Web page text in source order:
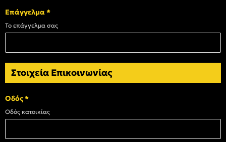
Επάγγελμα*
Το επάγγελμα σας
Στοιχεία Επικοινωνίας
Οδός*
Οδός κατοικίας